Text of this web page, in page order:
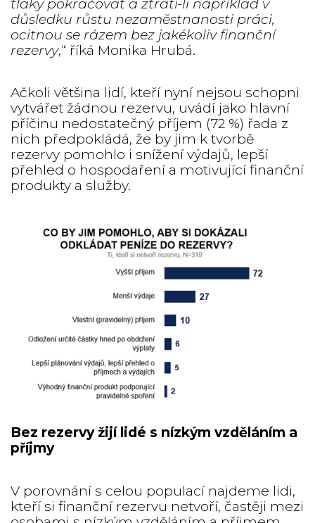
tlaky pokračovat a ztratí-li například v
důsledku růstu nezaměstnanosti práci,
ocitnou se rázem bez jakékoliv finanční
rezervy,“ říká Monika Hrubá.
Ačkoli většina lidí, kteří nyní nejsou schopni
vytvářet žádnou rezervu, uvádí jako hlavní
příčinu nedostatečný příjem (72 %) řada z
nich předpokládá, že by jim k tvorbě
rezervy pomohlo i snížení výdajů, lepší
přehled o hospodaření a motivující finanční
produkty a služby.
Bez rezervy žijí lidé s nízkým vzděláním a
příjmy
V porovnání s celou populací najdeme lidi,
kteří si finanční rezervu netvoří, častěji mezi